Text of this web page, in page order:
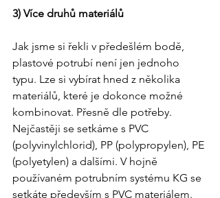
3) Více druhů materiálů
Jak jsme si řekli v předešlém bodě,
plastové potrubí není jen jednoho
typu. Lze si vybírat hned z několika
materiálů, které je dokonce možné
kombinovat. Přesně dle potřeby.
Nejčastěji se setkáme s PVC
(polyvinylchlorid), PP (polypropylen), PE
(polyetylen) a dalšími. V hojně
používaném potrubním systému KG se
setkáte především s PVC materiálem.